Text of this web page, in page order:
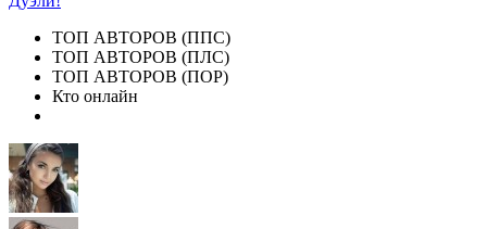
ТОП АВТОРОВ (ППС)
ТОП АВТОРОВ (ПЛС)
ТОП АВТОРОВ (ПОР)
Кто онлайн